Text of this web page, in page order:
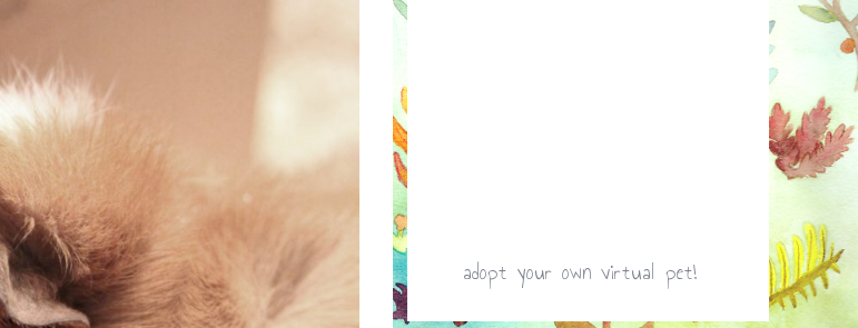
adopt your own virtual pet!